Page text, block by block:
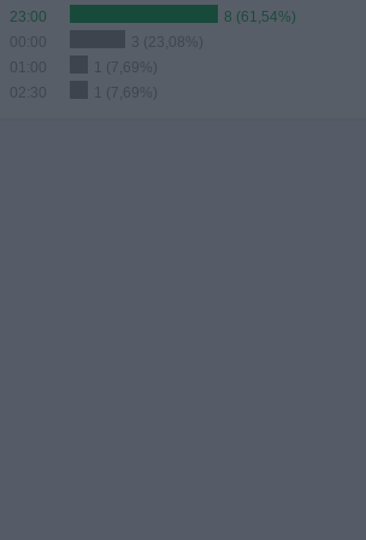
23:00
8 (61,54%)
3 (23,08%)
1 (7,69%)
02:30
1 (7,69%)